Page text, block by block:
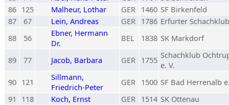
86 125 Malheur, Lothar GER 1460 SF Birkenfeld
87
67 Lein, Andreas GER 1786 Erfurter Schachklub
88
56
Ebner, Hermann
Dr.
BEL 1838 SK Markdorf
89 77 Jacob, Barbara GER 1755 Schachklub
e. V.
90 121
Sillmann,
Friedrich-Peter
GER 1500 SF Bad Herrenalb
91
118 Koch, Ernst GER 1514 SK Ottenau